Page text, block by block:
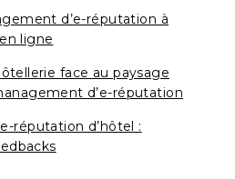
d’e-réputation à
ligne
face au paysage
d’e-réputation
réputation d’hôtel :